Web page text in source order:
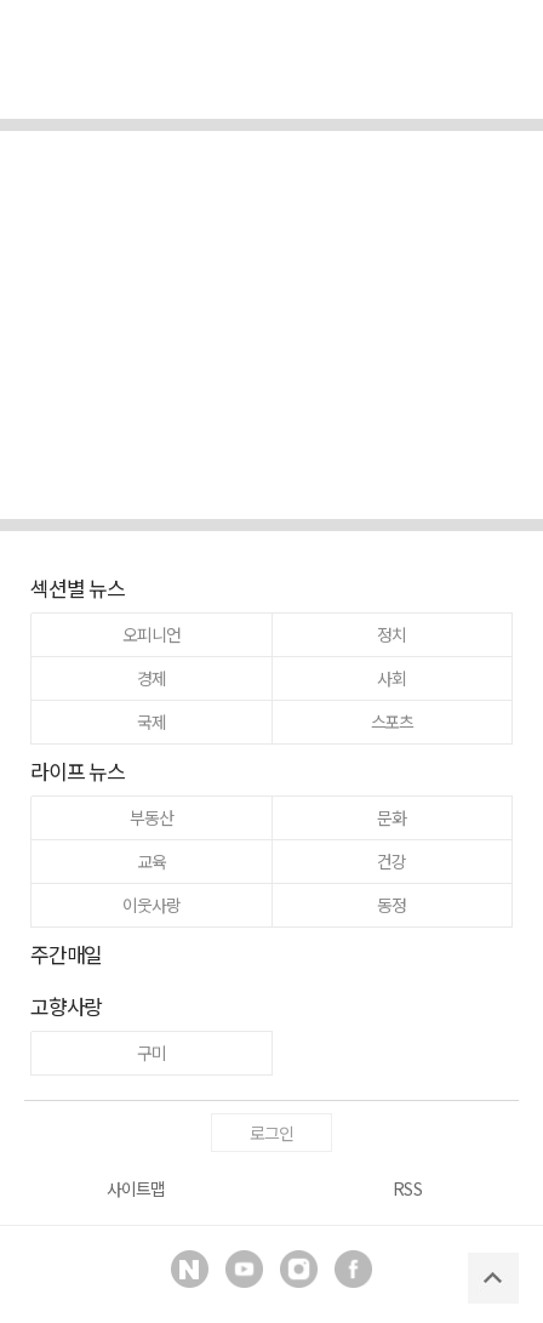
섹션별 뉴스
오피니언
정치
경제
사회
국제
스포츠
라이프 뉴스
부동산
문화
교육
건강
이웃사랑
동정
주간매일
고향사랑
구미
로그인
사이트맵 RSS